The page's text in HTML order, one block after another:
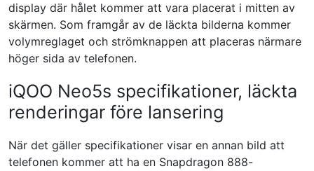
display där hålet kommer att vara placerat i mitten av
skärmen. Som framgår av de läckta bilderna kommer
volymreglaget och strömknappen att placeras närmare
höger sida av telefonen.
iQOO Neo5s specifikationer, läckta
renderingar före lansering
När det gäller specifikationer visar en annan bild att
telefonen kommer att ha en Snapdragon 888-